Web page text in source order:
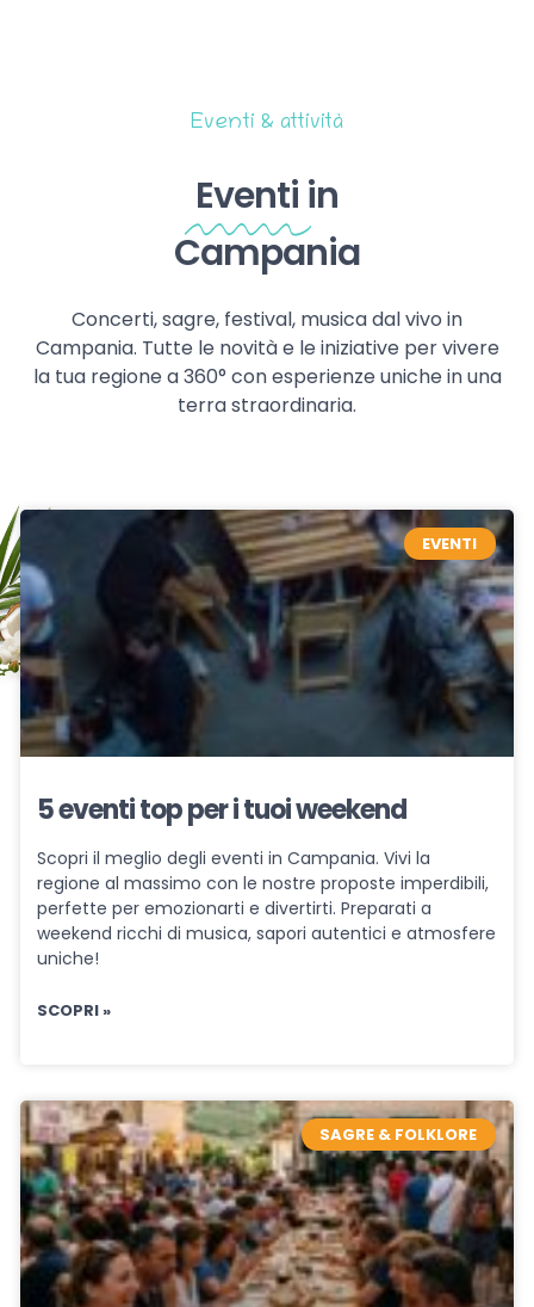
Eventi & attività
Eventi in
Campania
Concerti, sagre, festival, musica dal vivo in
Campania. Tutte le novità e le iniziative per vivere
la tua regione a 360° con esperienze uniche in una
terra straordinaria.
EVENTI
5 eventi top per i tuoi weekend
Scopri il meglio degli eventi in Campania. Vivi la
regione al massimo con le nostre proposte imperdibili,
perfette per emozionarti e divertirti. Preparati a
weekend ricchi di musica, sapori autentici e atmosfere
uniche!
SCOPRI »
SAGRE & FOLKLORE